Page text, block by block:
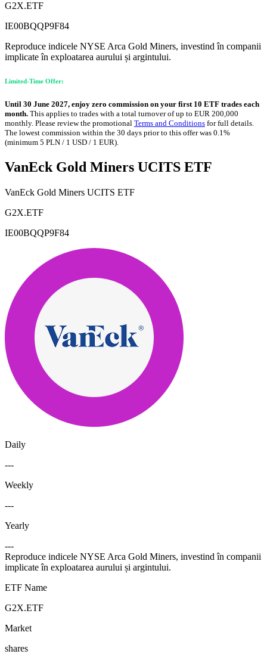
G2X.ETF
IE00BQQP9F84
Reproduce indicele NYSE Arca Gold Miners, investind în companii
implicate în exploatarea aurului și argintului.
Limited-Time Offer:
Until 30 June 2027, enjoy zero commission on your first 10 ETF trades each
month. This applies to trades with a total turnover of up to EUR 200,000
monthly. Please review the promotional Terms and Conditions for full details.
The lowest commission within the 30 days prior to this offer was 0.1%
(minimum 5 PLN / 1 USD / 1 EUR).
VanEck Gold Miners UCITS ETF
VanEck Gold Miners UCITS ETF
G2X.ETF
IE00BQQP9F84
Daily
---
Weekly
---
Yearly
---
Reproduce indicele NYSE Arca Gold Miners, investind în companii
implicate în exploatarea aurului și argintului.
ETF Name
G2X.ETF
Market
shares